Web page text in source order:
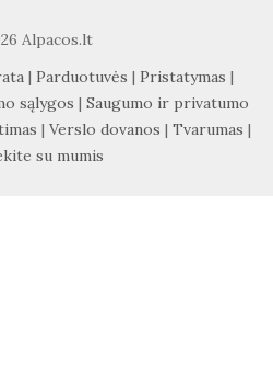
Alpacos.lt
| Parduotuvės | Pristatymas |
sąlygos | Saugumo ir privatumo
| Verslo dovanos | Tvarumas |
su mumis